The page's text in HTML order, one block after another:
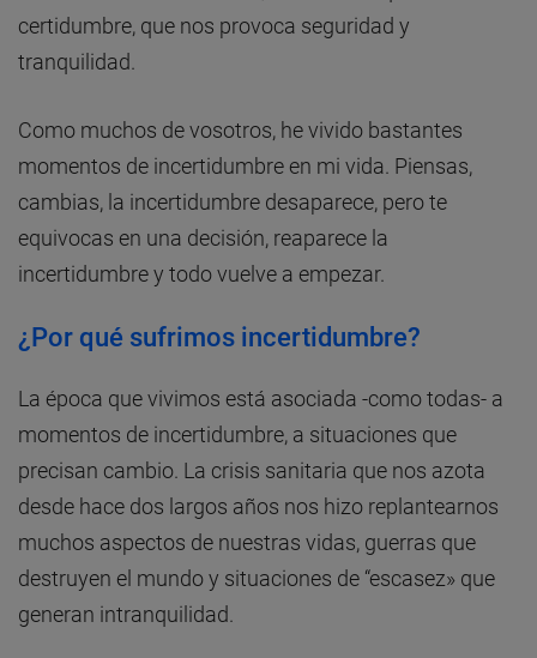
certidumbre, que nos provoca seguridad y
tranquilidad.
Como muchos de vosotros, he vivido bastantes
momentos de incertidumbre en mi vida. Piensas,
cambias, la incertidumbre desaparece, pero te
equivocas en una decisión, reaparece la
incertidumbre y todo vuelve a empezar.
¿Por qué sufrimos incertidumbre?
La época que vivimos está asociada -como todas- a
momentos de incertidumbre, a situaciones que
precisan cambio. La crisis sanitaria que nos azota
desde hace dos largos años nos hizo replantearnos
muchos aspectos de nuestras vidas, guerras que
destruyen el mundo y situaciones de “escasez» que
generan intranquilidad.